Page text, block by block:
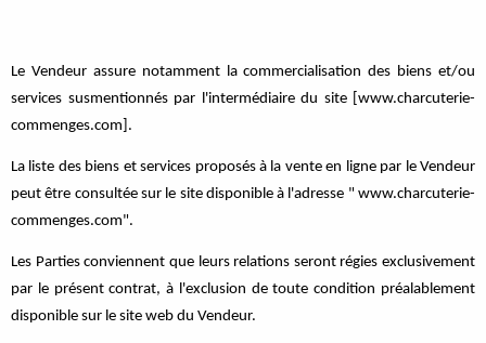
Le Vendeur assure notamment la commercialisation des biens et/ou
services susmentionnés par l'intermédiaire du site [www.charcuterie-
commenges.com].
La liste des biens et services proposés à la vente en ligne par le Vendeur
peut être consultée sur le site disponible à l'adresse " www.charcuterie-
commenges.com".
Les Parties conviennent que leurs relations seront régies exclusivement
par le présent contrat, à l'exclusion de toute condition préalablement
disponible sur le site web du Vendeur.